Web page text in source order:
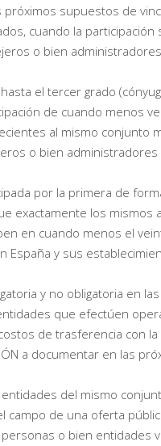
próximos supuestos de
cuando la
o bien
el tercer grado
de cuando menos
al mismo conjunto
o bien
por la primera de
exactamente los mismos
en cuando menos el
España y sus
y no obligatoria en
que efectúen
de trasferencia con
a documentar en las
del mismo
campo de una oferta
o bien entidades